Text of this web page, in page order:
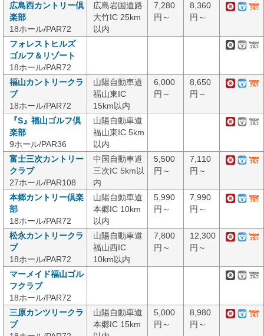
広島西カントリー倶
楽部
18ホール/PAR72
広島岩国道路
大竹IC 25km
以内
7,280
円～
8,360
円～
フォレストヒルズ
ゴルフ＆リゾート
18ホール/PAR72
福山カントリークラ
ブ
18ホール/PAR72
山陽自動車道
福山東IC
15km以内
6,000
円～
8,650
円～
『S』福山ゴルフ倶
楽部
9ホール/PAR36
山陽自動車道
福山東IC 5km
以内
富士三次カントリー
クラブ
27ホール/PAR108
中国自動車道
三次IC 5km以
内
5,500
円～
7,110
円～
本郷カントリー倶楽
部
18ホール/PAR72
山陽自動車道
本郷IC 10km
以内
5,990
円～
7,990
円～
松永カントリークラ
ブ
18ホール/PAR72
山陽自動車道
福山西IC
10km以内
7,800
円～
12,300
円～
マーメイド福山ゴル
フクラブ
18ホール/PAR72
三原カンツリークラ
ブ
山陽自動車道
本郷IC 15km
5,000
円～
8,980
円～